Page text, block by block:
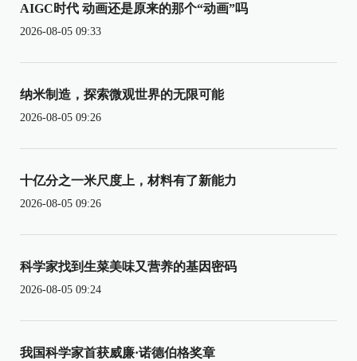
AIGC时代 动画还是原来的那个“动画”吗
2026-08-05 09:33
纳米制造，探索微观世界的无限可能
2026-08-05 09:26
十亿分之一米尺度上，材料有了新能力
2026-08-05 09:26
科学家找到生菜美味又营养的基因密码
2026-08-05 09:24
我国科学家首获威廉·诺德伯格奖章